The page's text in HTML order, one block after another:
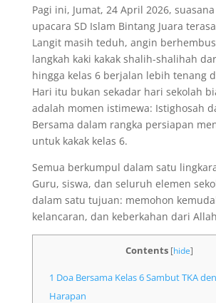
Pagi ini, Jumat, 24 April 2026,
upacara SD Islam Bintang Juara
Langit masih teduh, angin
langkah kaki kakak shalih-shalihah
hingga kelas 6 berjalan lebih tenang
Hari itu bukan sekadar hari sekolah
adalah momen istimewa: Istighosah
Bersama dalam rangka persiapan
untuk kakak kelas 6.
Semua berkumpul dalam satu
Guru, siswa, dan seluruh elemen
dalam satu tujuan: memohon
kelancaran, dan keberkahan dari
Contents [hide]
1 Doa Bersama Kelas 6 Sambut TKA
Harapan